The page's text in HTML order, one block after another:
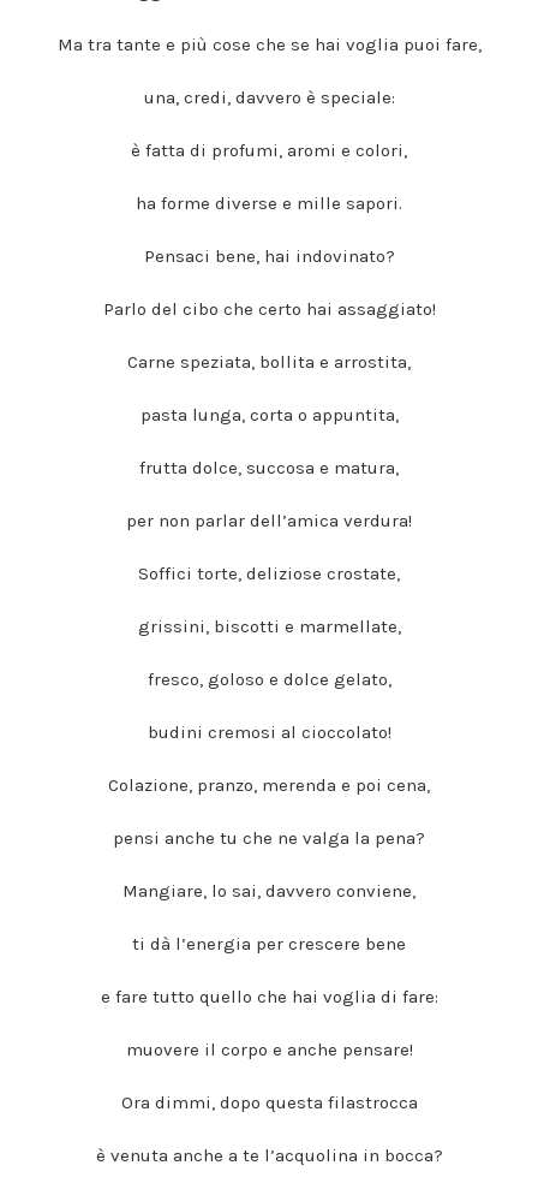
Ma tra tante e più cose che se hai voglia puoi fare,
una, credi, davvero è speciale:
è fatta di profumi, aromi e colori,
ha forme diverse e mille sapori.
Pensaci bene, hai indovinato?
Parlo del cibo che certo hai assaggiato!
Carne speziata, bollita e arrostita,
pasta lunga, corta o appuntita,
frutta dolce, succosa e matura,
per non parlar dell’amica verdura!
Soffici torte, deliziose crostate,
grissini, biscotti e marmellate,
fresco, goloso e dolce gelato,
budini cremosi al cioccolato!
Colazione, pranzo, merenda e poi cena,
pensi anche tu che ne valga la pena?
Mangiare, lo sai, davvero conviene,
ti dà l’energia per crescere bene
e fare tutto quello che hai voglia di fare:
muovere il corpo e anche pensare!
Ora dimmi, dopo questa filastrocca
è venuta anche a te l’acquolina in bocca?